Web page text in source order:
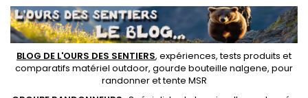
BLOG DE L'OURS DES SENTIERS, expériences, tests produits et
comparatifs matériel outdoor, gourde bouteille nalgene, pour
randonner ettente MSR